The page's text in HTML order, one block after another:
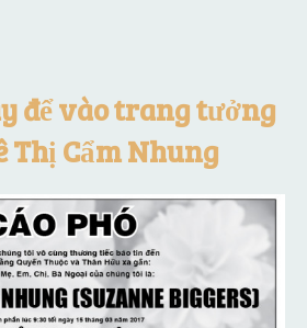
để vào trang tưởng
Thị Cẩm Nhung